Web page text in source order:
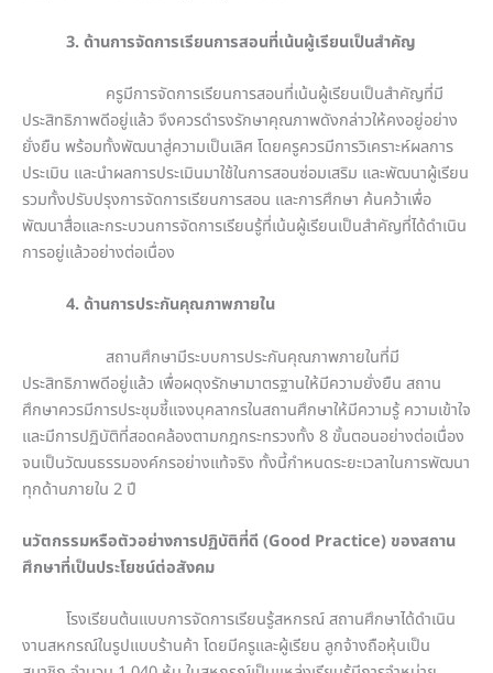
3. ด้านการจัดการเรียนการสอนที่เน้นผู้เรียนเป็นสำคัญ
ครูมีการจัดการเรียนการสอนที่เน้นผู้เรียนเป็นสำคัญที่มี
ประสิทธิภาพดีอยู่แล้ว จึงควรดำรงรักษาคุณภาพดังกล่าวให้คงอยู่อย่าง
ยั่งยืน พร้อมทั้งพัฒนาสู่ความเป็นเลิศ โดยครูควรมีการวิเคราะห์ผลการ
ประเมิน และนำผลการประเมินมาใช้ในการสอนซ่อมเสริม และพัฒนาผู้เรียน
รวมทั้งปรับปรุงการจัดการเรียนการสอน และการศึกษา ค้นคว้าเพื่อ
พัฒนาสื่อและกระบวนการจัดการเรียนรู้ที่เน้นผู้เรียนเป็นสำคัญที่ได้ดำเนิน
การอยู่แล้วอย่างต่อเนื่อง
4. ด้านการประกันคุณภาพภายใน
สถานศึกษามีระบบการประกันคุณภาพภายในที่มี
ประสิทธิภาพดีอยู่แล้ว เพื่อผดุงรักษามาตรฐานให้มีความยั่งยืน สถาน
ศึกษาควรมีการประชุมชี้แจงบุคลากรในสถานศึกษาให้มีความรู้ ความเข้าใจ
และมีการปฏิบัติที่สอดคล้องตามกฎกระทรวงทั้ง 8 ขั้นตอนอย่างต่อเนื่อง
จนเป็นวัฒนธรรมองค์กรอย่างแท้จริง ทั้งนี้กำหนดระยะเวลาในการพัฒนา
ทุกด้านภายใน 2 ปี
นวัตกรรมหรือตัวอย่างการปฏิบัติที่ดี(Good Practice) ของสถาน
ศึกษาที่เป็นประโยชน์ต่อสังคม
โรงเรียนต้นแบบการจัดการเรียนรู้สหกรณ์ สถานศึกษาได้ดำเนิน
งานสหกรณ์ในรูปแบบร้านค้า โดยมีครูและผู้เรียน ลูกจ้างถือหุ้นเป็น